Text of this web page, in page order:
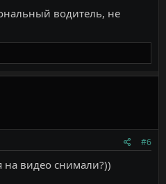
водитель, не
#6
на видео снимали?))